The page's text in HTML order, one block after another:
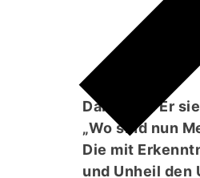
Dann wird Er
„Wo sind nun
Die mit
und Unheil den